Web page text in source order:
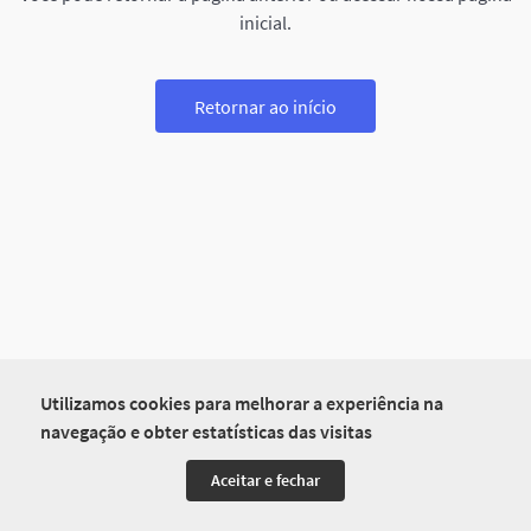
Utilizamos cookies para melhorar a experiência na
navegação e obter estatísticas das visitas
Aceitar e fechar
inicial.
Retornar ao início